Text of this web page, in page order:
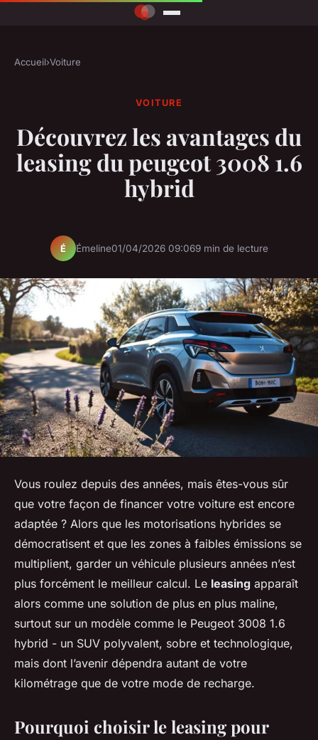
Accueil›Voiture
VOITURE
Découvrez les avantages du
leasing du peugeot 3008 1.6
hybrid
É Émeline01/04/2026 09:069 min de lecture
Vous roulez depuis des années, mais êtes-vous sûr
que votre façon de financer votre voiture est encore
adaptée ? Alors que les motorisations hybrides se
démocratisent et que les zones à faibles émissions se
multiplient, garder un véhicule plusieurs années n’est
plus forcément le meilleur calcul. Le leasing apparaît
alors comme une solution de plus en plus maline,
surtout sur un modèle comme le Peugeot 3008 1.6
hybrid - un SUV polyvalent, sobre et technologique,
mais dont l’avenir dépendra autant de votre
kilométrage que de votre mode de recharge.
Pourquoi choisir le leasing pour